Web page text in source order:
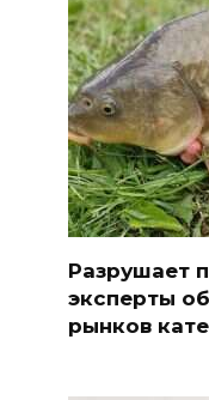
Разрушает
эксперты
рынков